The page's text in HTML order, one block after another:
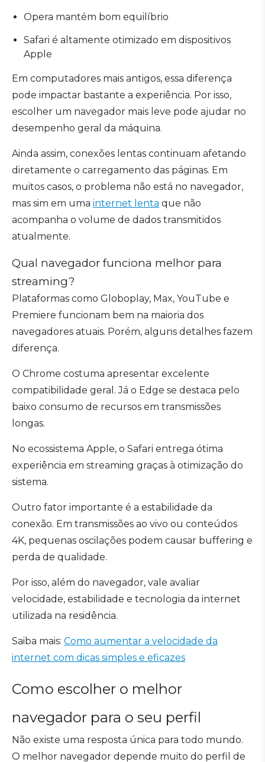
Opera mantém bom equilíbrio
Safari é altamente otimizado em dispositivos
Apple
Em computadores mais antigos, essa diferença
pode impactar bastante a experiência. Por isso,
escolher um navegador mais leve pode ajudar no
desempenho geral da máquina.
Ainda assim, conexões lentas continuam afetando
diretamente o carregamento das páginas. Em
muitos casos, o problema não está no navegador,
mas sim em uma internet lenta que não
acompanha o volume de dados transmitidos
atualmente.
Qual navegador funciona melhor para
streaming?
Plataformas como Globoplay, Max, YouTube e
Premiere funcionam bem na maioria dos
navegadores atuais. Porém, alguns detalhes fazem
diferença.
O Chrome costuma apresentar excelente
compatibilidade geral. Já o Edge se destaca pelo
baixo consumo de recursos em transmissões
longas.
No ecossistema Apple, o Safari entrega ótima
experiência em streaming graças à otimização do
sistema.
Outro fator importante é a estabilidade da
conexão. Em transmissões ao vivo ou conteúdos
4K, pequenas oscilações podem causar buffering e
perda de qualidade.
Por isso, além do navegador, vale avaliar
velocidade, estabilidade e tecnologia da internet
utilizada na residência.
Saiba mais: Como aumentar a velocidade da
internet com dicas simples e eficazes
Como escolher o melhor
navegador para o seu perfil
Não existe uma resposta única para todo mundo.
O melhor navegador depende muito do perfil de